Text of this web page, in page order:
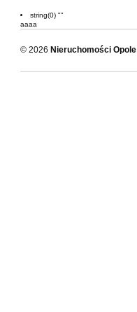
string(0) ""
aaaa
© 2026 Nieruchomości Opole